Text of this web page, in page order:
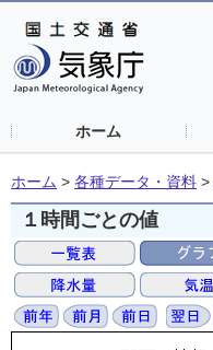
ホーム
ホーム > 各種データ・資料 >
１時間ごとの値